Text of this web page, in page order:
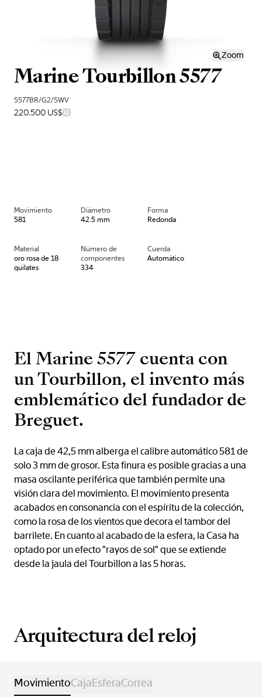
Zoom
Marine Tourbillon 5577
5577BR/G2/5WV
220.500 US$
Movimiento
581
Diámetro
42.5 mm
Forma
Redonda
Material
oro rosa de 18
quilates
Número de
componentes
334
Cuerda
Automático
El Marine 5577 cuenta con
un Tourbillon, el invento más
emblemático del fundador de
Breguet.
La caja de 42,5 mm alberga el calibre automático 581 de
solo 3 mm de grosor. Esta finura es posible gracias a una
masa oscilante periférica que también permite una
visión clara del movimiento. El movimiento presenta
acabados en consonancia con el espíritu de la colección,
como la rosa de los vientos que decora el tambor del
barrilete. En cuanto al acabado de la esfera, la Casa ha
optado por un efecto "rayos de sol" que se extiende
desde la jaula del Tourbillon a las 5 horas.
Arquitectura del reloj
MovimientoCajaEsferaCorrea